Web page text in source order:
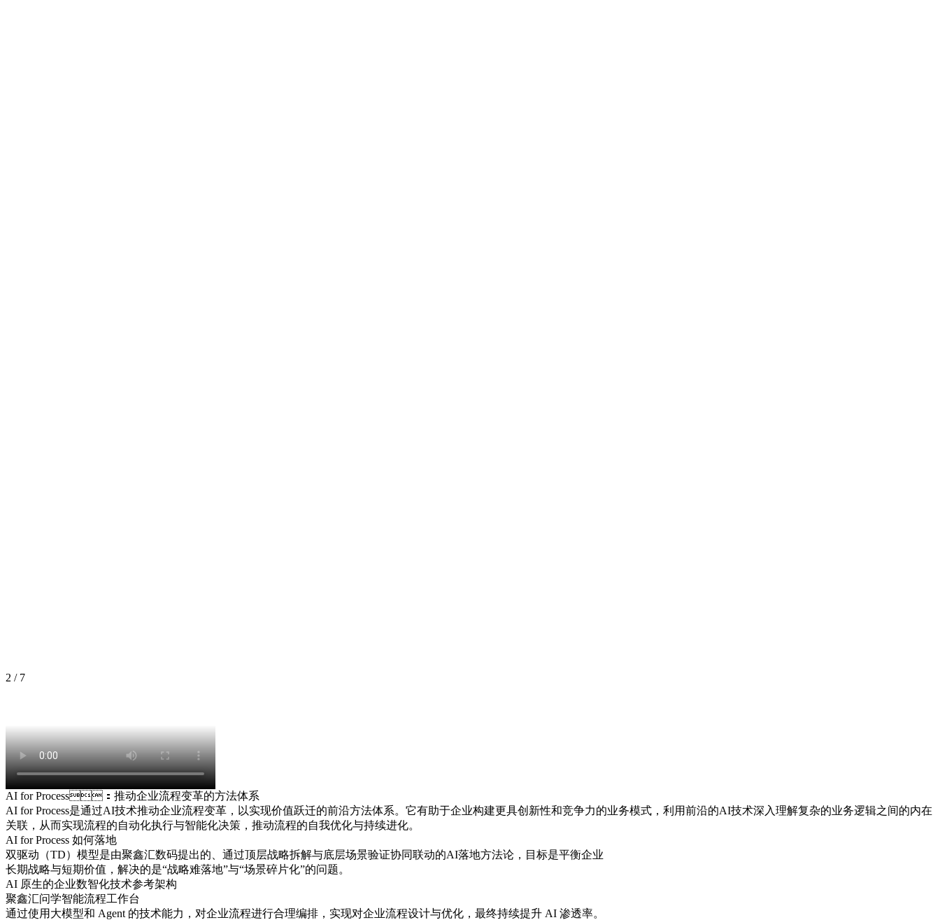
2 / 7
AI for Process：推动企业流程变革的方法体系
AI for Process是通过AI技术推动企业流程变革，以实现价值跃迁的前沿方法体系。它有助于企业构建更具创新性和竞争力的业务模式，利用前沿的AI技术深入理解复杂的业务逻辑之间的内在
关联，从而实现流程的自动化执行与智能化决策，推动流程的自我优化与持续进化。
AI for Process 如何落地
双驱动（TD）模型是由聚鑫汇数码提出的、通过顶层战略拆解与底层场景验证协同联动的AI落地方法论，目标是平衡企业
长期战略与短期价值，解决的是“战略难落地”与“场景碎片化”的问题。
AI 原生的企业数智化技术参考架构
聚鑫汇问学智能流程工作台
通过使用大模型和 Agent 的技术能力，对企业流程进行合理编排，实现对企业流程设计与优化，最终持续提升 AI 渗透率。